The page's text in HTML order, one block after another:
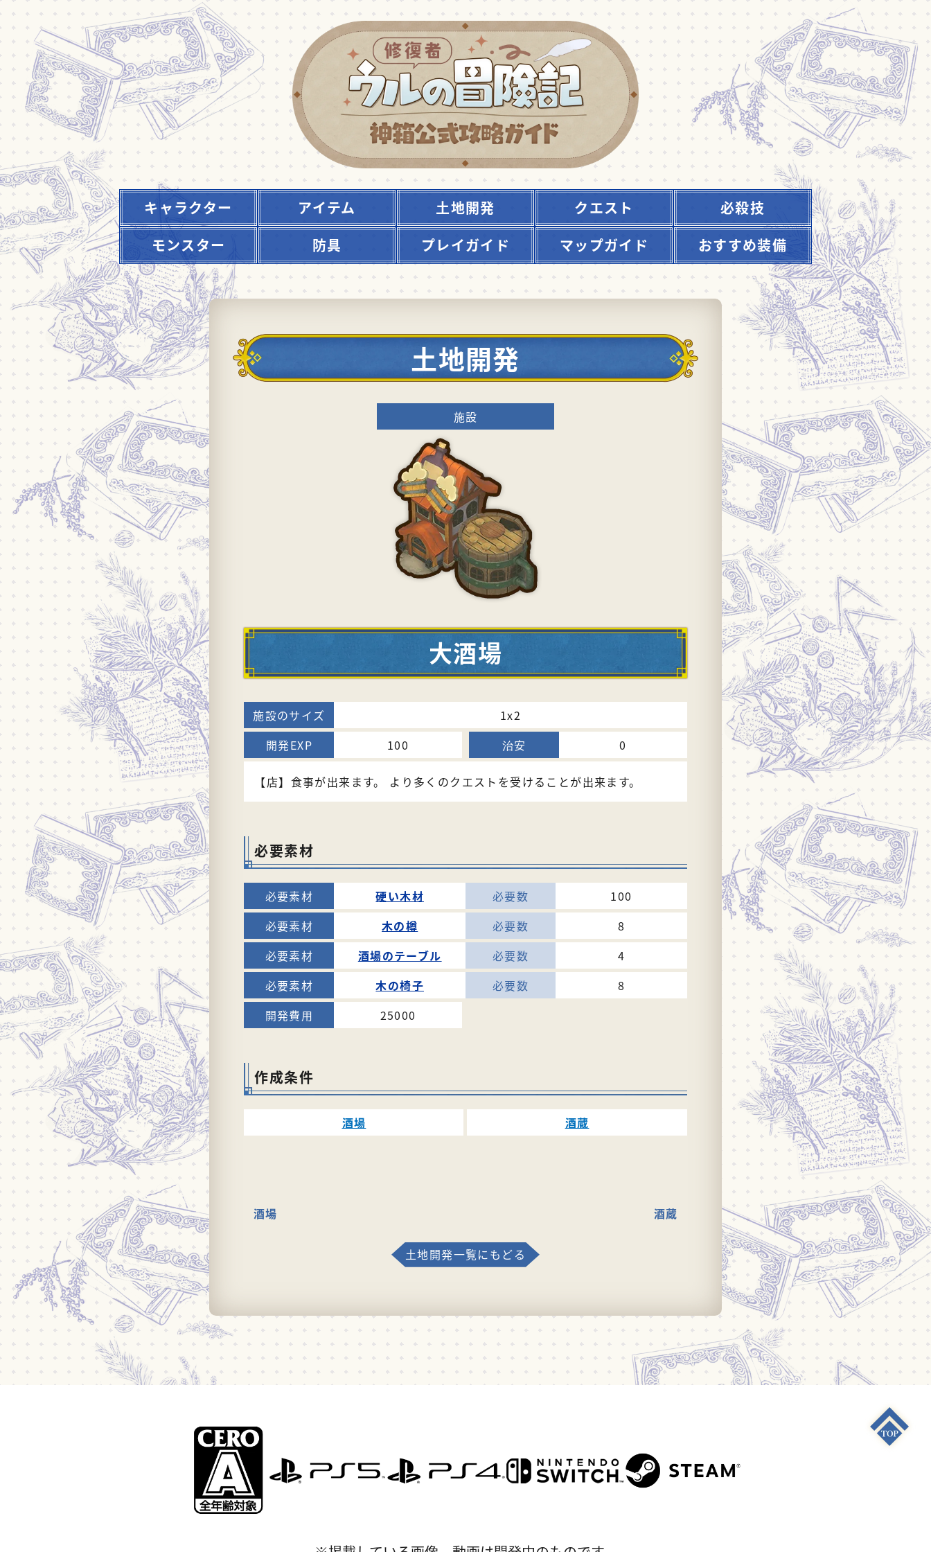
キャラクター アイテム 土地開発 クエスト
必殺技
モンスター
防具 プレイガイド マップガイド おすすめ装備
土地開発
施設
大酒場
1x2
100
0
【店】食事が出来ます。 より多くのクエストを受けることが出来ます。
必要素材
硬い木材
100
木の樽
8
酒場のテーブル
4
木の椅子
8
25000
作成条件
酒場 酒蔵
酒場 酒蔵
土地開発一覧にもどる